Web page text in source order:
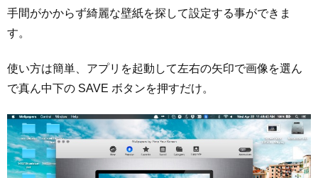
手間がかからず綺麗な壁紙を探して設定する事ができま
す。
使い方は簡単、アプリを起動して左右の矢印で画像を選ん
で真ん中下の SAVE ボタンを押すだけ。